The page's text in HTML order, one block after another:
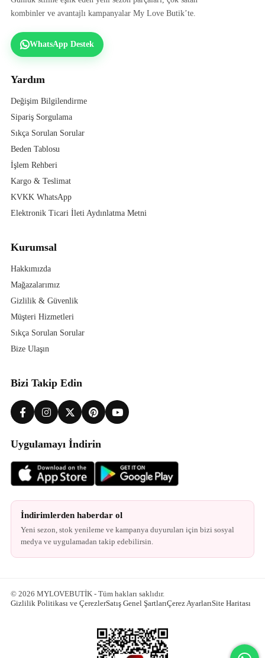
kombinler ve avantajlı kampanyalar My Love Butik’te.
WhatsApp Destek
Yardım
Değişim Bilgilendirme
Sipariş Sorgulama
Sıkça Sorulan Sorular
Beden Tablosu
İşlem Rehberi
Kargo & Teslimat
KVKK WhatsApp
Elektronik Ticari İleti Aydınlatma Metni
Kurumsal
Hakkımızda
Mağazalarımız
Gizlilik & Güvenlik
Müşteri Hizmetleri
Sıkça Sorulan Sorular
Bize Ulaşın
Bizi Takip Edin
Uygulamayı İndirin
İndirimlerden haberdar ol
Yeni sezon, stok yenileme ve kampanya duyuruları için bizi sosyal
medya ve uygulamadan takip edebilirsin.
© 2026 MYLOVEBUTİK - Tüm hakları saklıdır.
Gizlilik Politikası ve ÇerezlerSatış Genel ŞartlarıÇerez AyarlarıSite Haritası